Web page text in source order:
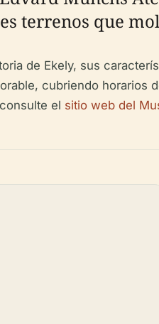
terrenos que
de Ekely, sus
cubriendo
el sitio web del